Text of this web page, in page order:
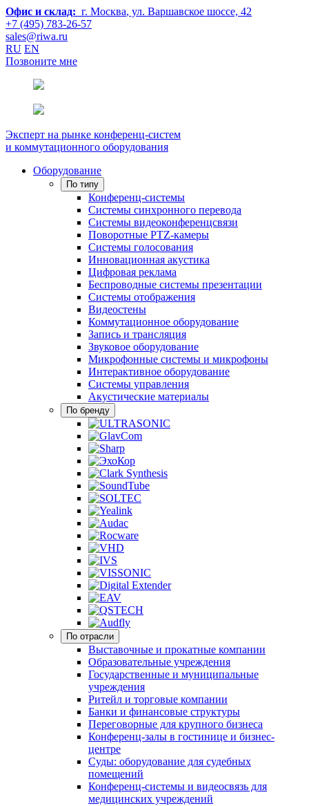
Офис и склад: г. Москва, ул. Варшавское шоссе, 42
+7 (495) 783-26-57
sales@riwa.ru
RU EN
Позвоните мне
Эксперт на рынке конференц-систем
и коммутационного оборудования
Оборудование
По типу
Конференц-системы
Системы синхронного перевода
Системы видеоконференцсвязи
Поворотные PTZ-камеры
Системы голосования
Инновационная акустика
Цифровая реклама
Беспроводные системы презентации
Системы отображения
Видеостены
Коммутационное оборудование
Запись и трансляция
Звуковое оборудование
Микрофонные системы и микрофоны
Интерактивное оборудование
Системы управления
Акустические материалы
По бренду
По отрасли
Выставочные и прокатные компании
Образовательные учреждения
Государственные и муниципальные
учреждения
Ритейл и торговые компании
Банки и финансовые структуры
Переговорные для крупного бизнеса
Конференц-залы в гостинице и бизнес-
центре
Суды: оборудование для судебных
помещений
Конференц-системы и видеосвязь для
медицинских учреждений